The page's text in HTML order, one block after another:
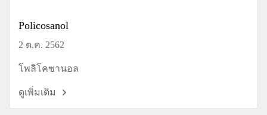
Policosanol
2 ต.ค. 2562
โพลิโคซานอล
ดูเพิ่มเติม